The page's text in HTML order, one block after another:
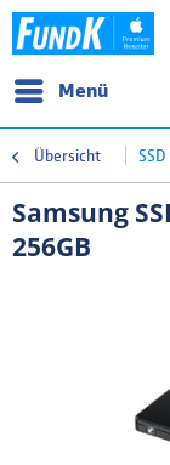
Menü
Übersicht
Samsung
256GB